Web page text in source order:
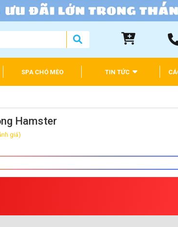
SPA CHÓ MÈO TIN TỨC
Hamster
giá)